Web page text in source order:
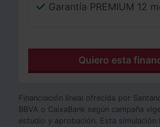
Garantía PREMIUM 12
Quiero esta
Financiación lineal ofrecida por
BBVA o CaixaBank según campaña
estudio y aprobación. Esta